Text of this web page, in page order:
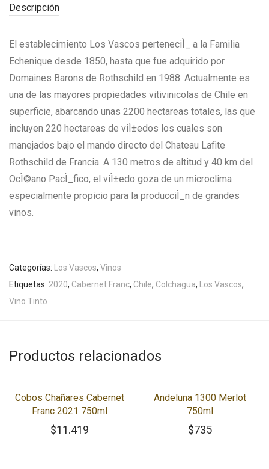
Descripción
El establecimiento Los Vascos perteneciÌ_ a la Familia
Echenique desde 1850, hasta que fue adquirido por
Domaines Barons de Rothschild en 1988. Actualmente es
una de las mayores propiedades vitivinicolas de Chile en
superficie, abarcando unas 2200 hectareas totales, las que
incluyen 220 hectareas de viÌ±edos los cuales son
manejados bajo el mando directo del Chateau Lafite
Rothschild de Francia. A 130 metros de altitud y 40 km del
OcÌ©ano PacÌ_fico, el viÌ±edo goza de un microclima
especialmente propicio para la producciÌ_n de grandes
vinos.
Categorías: Los Vascos, Vinos
Etiquetas: 2020, Cabernet Franc, Chile, Colchagua, Los Vascos,
Vino Tinto
Productos relacionados
Cobos Chañares Cabernet
Franc 2021 750ml
$11.419
Andeluna 1300 Merlot
750ml
$735